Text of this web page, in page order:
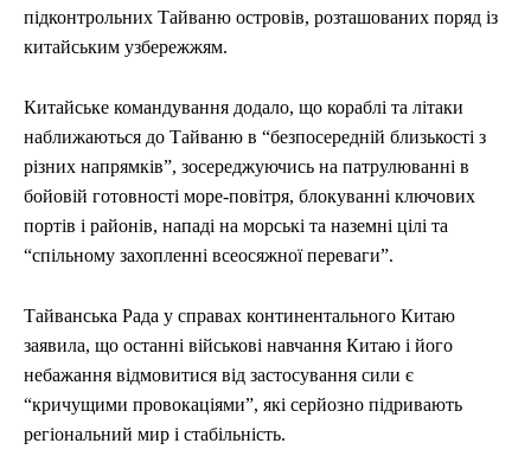
підконтрольних Тайваню островів, розташованих поряд із
китайським узбережжям.
Китайське командування додало, що кораблі та літаки
наближаються до Тайваню в “безпосередній близькості з
різних напрямків”, зосереджуючись на патрулюванні в
бойовій готовності море-повітря, блокуванні ключових
портів і районів, нападі на морські та наземні цілі та
“спільному захопленні всеосяжної переваги”.
Тайванська Рада у справах континентального Китаю
заявила, що останні військові навчання Китаю і його
небажання відмовитися від застосування сили є
“кричущими провокаціями”, які серйозно підривають
регіональний мир і стабільність.